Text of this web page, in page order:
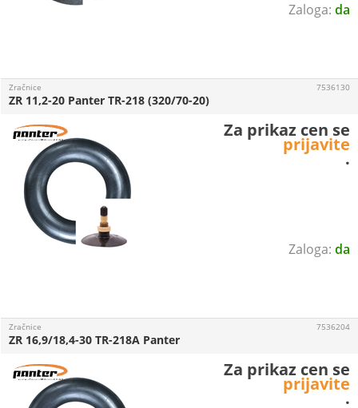
da
da
Zračnice
ZR 11,2-20 Panter TR-218 (320/70-20)
7536130
Za prikaz cen se
prijavite
.
Zračnice
ZR 16,9/18,4-30 TR-218A Panter
7536204
Za prikaz cen se
prijavite
.